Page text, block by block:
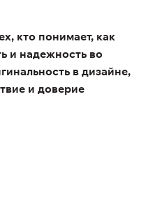
кто понимает, как
и надежность во
в дизайне,
и доверие